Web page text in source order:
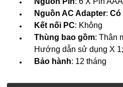
Nguồn AC Adapter: Có
Kết nối PC: Không
Thùng bao gồm: Thân
Hướng dẫn sử dụng X
Bảo hành: 12 tháng